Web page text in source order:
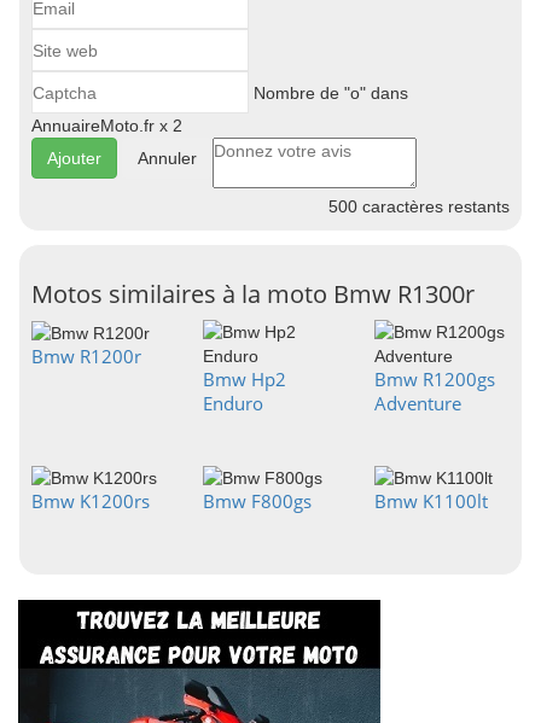
Nombre de "o" dans
AnnuaireMoto.fr x 2
Annuler
500 caractères restants
Motos similaires à la moto Bmw R1300r
Bmw R1200r
Bmw Hp2
Enduro
Bmw R1200gs
Adventure
Bmw K1200rs Bmw F800gs Bmw K1100lt